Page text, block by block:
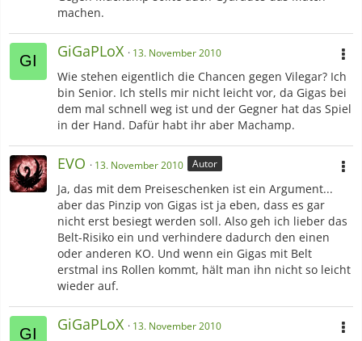
machen.
GiGaPLoX 13. November 2010
Wie stehen eigentlich die Chancen gegen Vilegar? Ich
bin Senior. Ich stells mir nicht leicht vor, da Gigas bei
dem mal schnell weg ist und der Gegner hat das Spiel
in der Hand. Dafür habt ihr aber Machamp.
EVO 13. November 2010 Autor
Ja, das mit dem Preiseschenken ist ein Argument...
aber das Pinzip von Gigas ist ja eben, dass es gar
nicht erst besiegt werden soll. Also geh ich lieber das
Belt-Risiko ein und verhindere dadurch den einen
oder anderen KO. Und wenn ein Gigas mit Belt
erstmal ins Rollen kommt, hält man ihn nicht so leicht
wieder auf.
GiGaPLoX 13. November 2010